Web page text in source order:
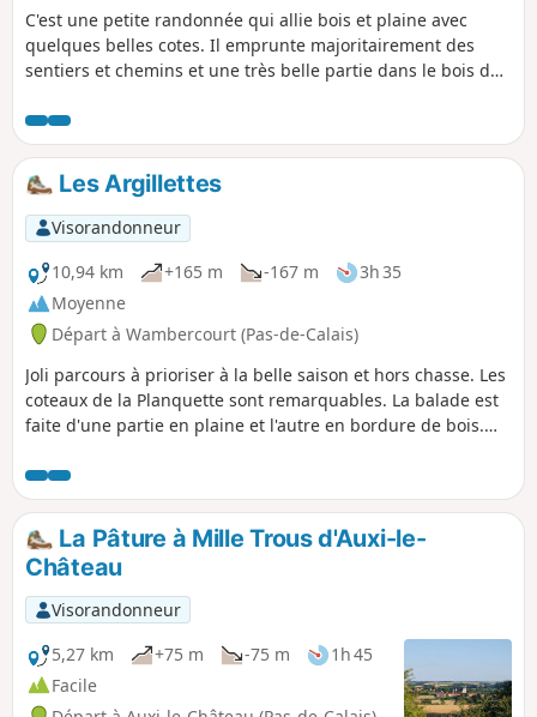
C'est une petite randonnée qui allie bois et plaine avec
quelques belles cotes. Il emprunte majoritairement des
sentiers et chemins et une très belle partie dans le bois de
de croiser quelques chevreuils.
Les Argillettes
Visorandonneur
10,94 km
+165 m -167 m
3h 35
Moyenne
Départ à Wambercourt (Pas-de-Calais)
Joli parcours à prioriser à la belle saison et hors chasse. Les
coteaux de la Planquette sont remarquables. La balade est
faite d'une partie en plaine et l'autre en bordure de bois.
intéressant.
La Pâture à Mille Trous d'Auxi-le-
Château
Visorandonneur
5,27 km
+75 m -75 m
1h 45
Facile